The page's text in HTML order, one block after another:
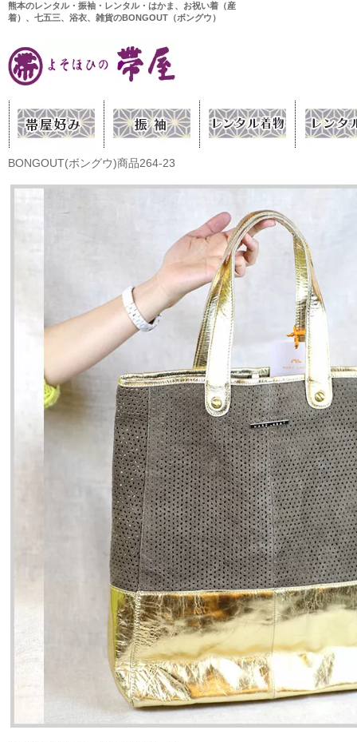
熊本のレンタル・振袖・レンタル・はかま、お祝い着（産
着）、七五三、浴衣、雑貨のBONGOUT（ボングウ）
BONGOUT(ボングウ)商品264-23